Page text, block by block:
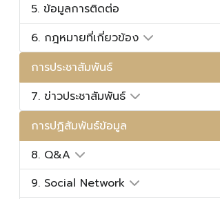
5. ข้อมูลการติดต่อ
6. กฎหมายที่เกี่ยวข้อง
การประชาสัมพันธ์
7. ข่าวประชาสัมพันธ์
การปฏิสัมพันธ์ข้อมูล
8. Q&A
9. Social Network